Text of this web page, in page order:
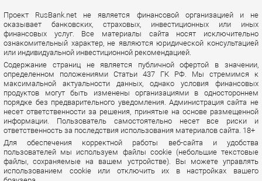
Проект RusBank.net не является финансовой организацией и не
оказывает банковских, страховых, инвестиционных или иных
финансовых услуг. Все материалы сайта носят исключительно
ознакомительный характер, не являются юридической консультацией
или индивидуальной инвестиционной рекомендацией.
Содержание страниц не является публичной офертой в значении,
определенном положениями Статьи 437 ГК РФ. Мы стремимся к
максимальной актуальности данных, однако условия финансовых
продуктов могут быть изменены организациями в одностороннем
порядке без предварительного уведомления. Администрация сайта не
несет ответственности за решения, принятые на основе размещенной
информации. Пользователь самостоятельно несет все риски и
ответственность за последствия использования материалов сайта. 18+
Для обеспечения корректной работы веб-сайта и удобства
пользователей мы используем файлы cookie (небольшие текстовые
файлы, сохраняемые на вашем устройстве). Вы можете управлять
использованием cookie или отключить их в настройках вашего